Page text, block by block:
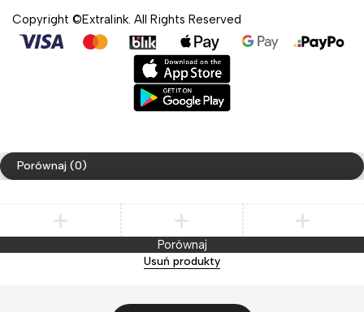
Copyright ©Extralink. All Rights Reserved
Porównaj (0)
Porównaj
Usuń produkty